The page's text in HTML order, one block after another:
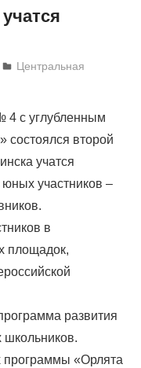
Центральная
с углубленным
состоялся второй
учатся
участников –
в
площадок,
развития
школьников.
программы «Орлята